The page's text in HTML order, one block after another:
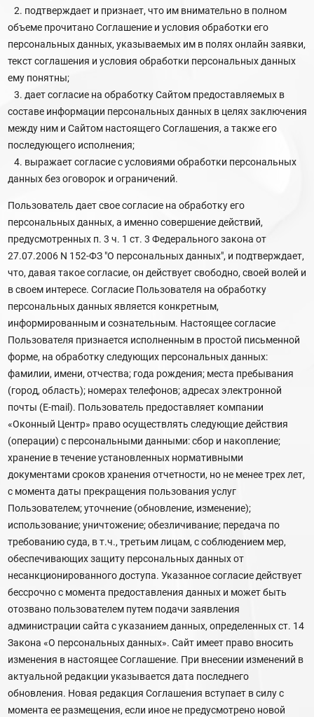
2. подтверждает и признает, что им внимательно в полном
объеме прочитано Соглашение и условия обработки его
персональных данных, указываемых им в полях онлайн заявки,
текст соглашения и условия обработки персональных данных
ему понятны;
3. дает согласие на обработку Сайтом предоставляемых в
составе информации персональных данных в целях заключения
между ним и Сайтом настоящего Соглашения, а также его
последующего исполнения;
4. выражает согласие с условиями обработки персональных
данных без оговорок и ограничений.
Пользователь дает свое согласие на обработку его
персональных данных, а именно совершение действий,
предусмотренных п. 3 ч. 1 ст. 3 Федерального закона от
27.07.2006 N 152-ФЗ "О персональных данных", и подтверждает,
что, давая такое согласие, он действует свободно, своей волей и
в своем интересе. Согласие Пользователя на обработку
персональных данных является конкретным,
информированным и сознательным. Настоящее согласие
Пользователя признается исполненным в простой письменной
форме, на обработку следующих персональных данных:
фамилии, имени, отчества; года рождения; места пребывания
(город, область); номерах телефонов; адресах электронной
почты (E-mail). Пользователь предоставляет компании
«Оконный Центр» право осуществлять следующие действия
(операции) с персональными данными: сбор и накопление;
хранение в течение установленных нормативными
документами сроков хранения отчетности, но не менее трех лет,
с момента даты прекращения пользования услуг
Пользователем; уточнение (обновление, изменение);
использование; уничтожение; обезличивание; передача по
требованию суда, в т.ч., третьим лицам, с соблюдением мер,
обеспечивающих защиту персональных данных от
несанкционированного доступа. Указанное согласие действует
бессрочно с момента предоставления данных и может быть
отозвано пользователем путем подачи заявления
администрации сайта с указанием данных, определенных ст. 14
Закона «О персональных данных». Сайт имеет право вносить
изменения в настоящее Соглашение. При внесении изменений в
актуальной редакции указывается дата последнего
обновления. Новая редакция Соглашения вступает в силу с
момента ее размещения, если иное не предусмотрено новой